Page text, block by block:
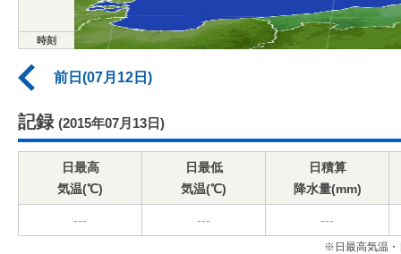
時刻
前日(07月12日)
記録 (2015年07月13日)
日最高
気温(℃)
日最低
気温(℃)
日積算
降水量(mm)
--- --- ---
※日最高気温・